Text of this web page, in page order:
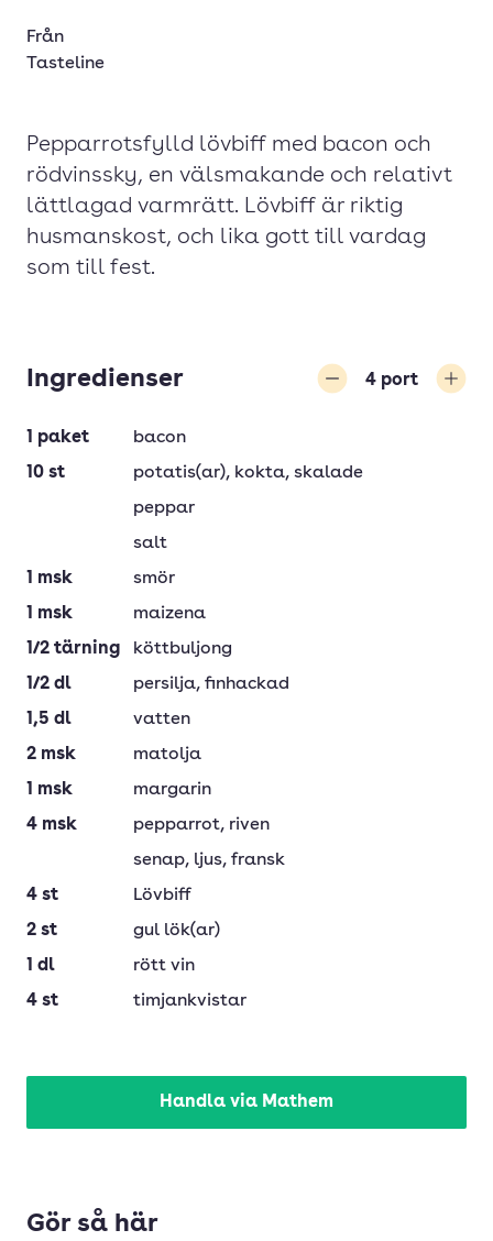
Från
Tasteline
Pepparrotsfylld lövbiff med bacon och
rödvinssky, en välsmakande och relativt
lättlagad varmrätt. Lövbiff är riktig
husmanskost, och lika gott till vardag
som till fest.
Ingredienser 4 port
1 paket
bacon
10 st potatis(ar), kokta, skalade
peppar
salt
1 msk
smör
1 msk
maizena
1/2 tärning
köttbuljong
1/2 dl persilja, finhackad
1,5 dl
vatten
2 msk
matolja
1 msk
margarin
4 msk pepparrot, riven
senap, ljus, fransk
4 st
Lövbiff
2 st
gul lök(ar)
1 dl
rött vin
4 st timjankvistar
Handla via Mathem
Gör så här